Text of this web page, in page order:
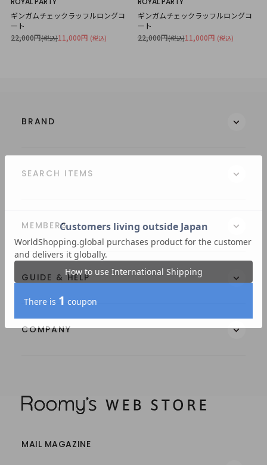
ギンガムチェックラッフルロングコ
ート
11,000円 (税込)
22,000円(税込)
ギンガムチェックラッフルロングコ
ート
11,000円 (税込)
22,000円(税込)
BRAND
SEARCH ITEMS
MEMBERS
GUIDE & HELP
COMPANY
MAIL MAGAZINE